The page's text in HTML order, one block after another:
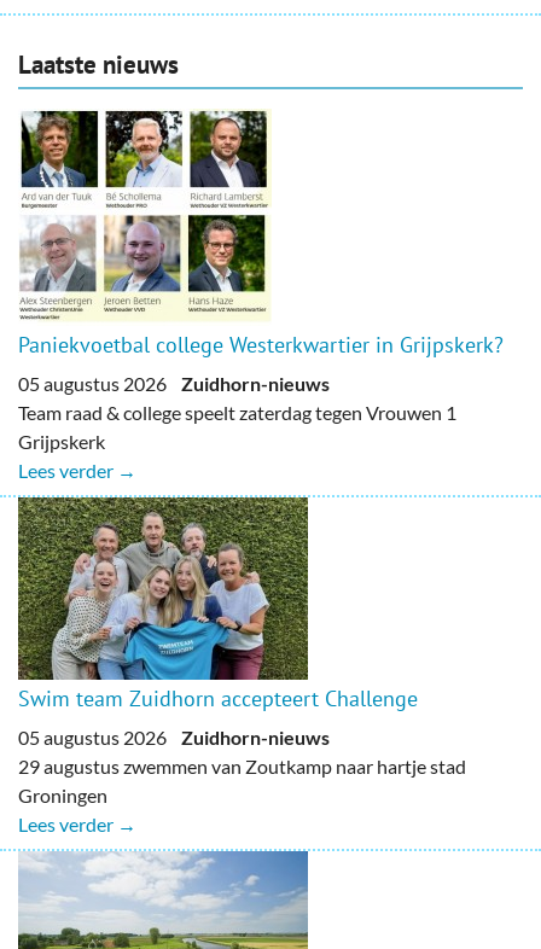
Laatste nieuws
Paniekvoetbal college Westerkwartier in Grijpskerk?
05 augustus 2026 Zuidhorn-nieuws
Team raad & college speelt zaterdag tegen Vrouwen 1
Grijpskerk
Lees verder →
Swim team Zuidhorn accepteert Challenge
05 augustus 2026 Zuidhorn-nieuws
29 augustus zwemmen van Zoutkamp naar hartje stad
Groningen
Lees verder →